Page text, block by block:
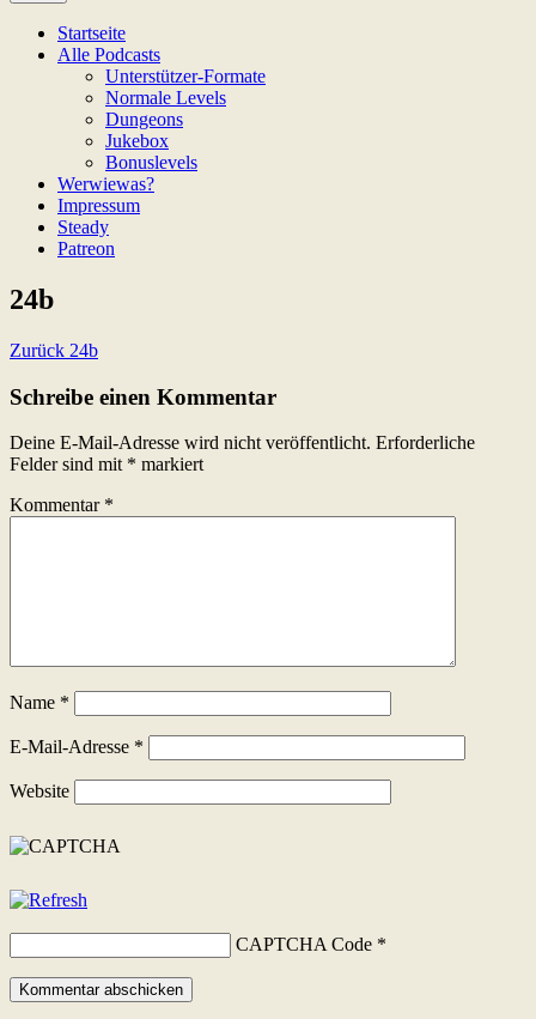
Game Not Over
Startseite
Alle Podcasts
Unterstützer-Formate
Normale Levels
Dungeons
Jukebox
Bonuslevels
Werwiewas?
Impressum
Steady
Patreon
24b
Beitragsnavigation
Zurück 24b
Schreibe einen Kommentar
Deine E-Mail-Adresse wird nicht veröffentlicht. Erforderliche
Felder sind mit * markiert
Kommentar *
Name *
E-Mail-Adresse *
Website
CAPTCHA Code *